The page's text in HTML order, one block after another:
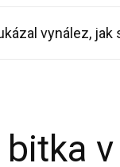
vynález, jak
Šporcla za